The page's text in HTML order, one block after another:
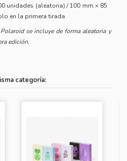
unidades (aleatoria) / 100 mm × 85
en la primera tirada
se incluye de forma aleatoria y
edición.
categoría: